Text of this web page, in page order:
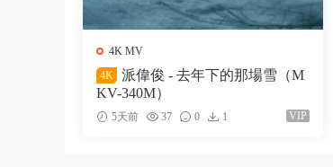
4K MV
4K
派偉俊 - 去年下的那場雪（M
KV-340M）
5天前 37 0 1 VIP